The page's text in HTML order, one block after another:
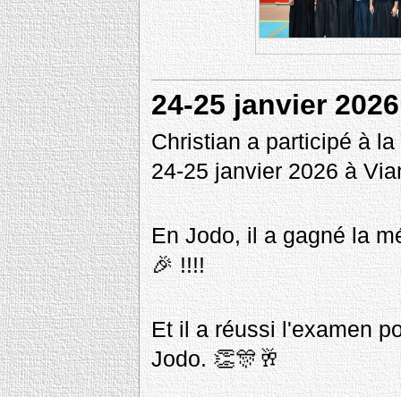
24-25 janvier
Christian a participé à
24-25 janvier 2026 à
En Jodo, il a gagné la
🎉 !!!!
Et il a réussi l'examen
Jodo. 👏🎊🥂